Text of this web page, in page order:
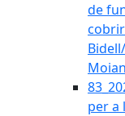
de
per a